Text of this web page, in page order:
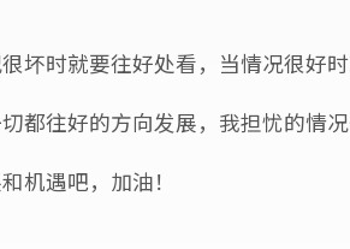
坏时就要往好处看，当情况很好
都往好的方向发展，我担忧的情况
机遇吧，加油！